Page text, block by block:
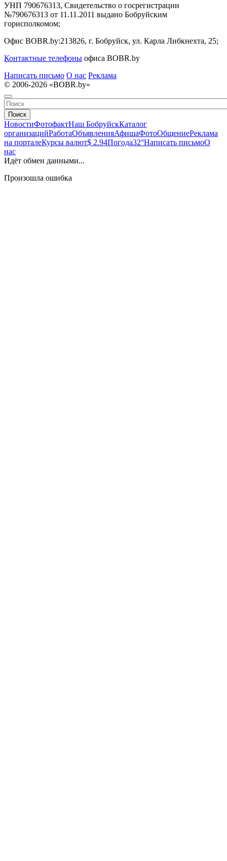
УНП 790676313, Свидетельство о госрегистрации
№790676313 от 11.11.2011 выдано Бобруйским
горисполкомом;
Офис BOBR.by:213826, г. Бобруйск, ул. Карла Либкнехта, 25;
Контактные телефоны офиса BOBR.by
Написать письмо О нас Реклама
© 2006-2026 «BOBR.by»
Поиск
НовостиФотофактНаш БобруйскКаталог
организацийРаботаОбъявленияАфишаФотоОбщениеРеклама
на порталеКурсы валют$ 2.94Погода32°Написать письмоО
нас
Идёт обмен данными...
Произошла ошибка